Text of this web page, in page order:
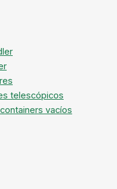
telescópicos
vacíos